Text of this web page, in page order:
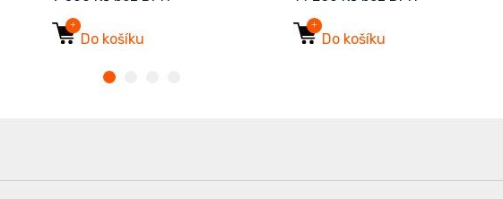
Do košíku Do košíku